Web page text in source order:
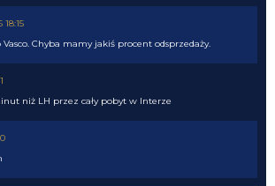
18:15
Chyba mamy jakiś procent odsprzedaży.
niż LH przez cały pobyt w Interze